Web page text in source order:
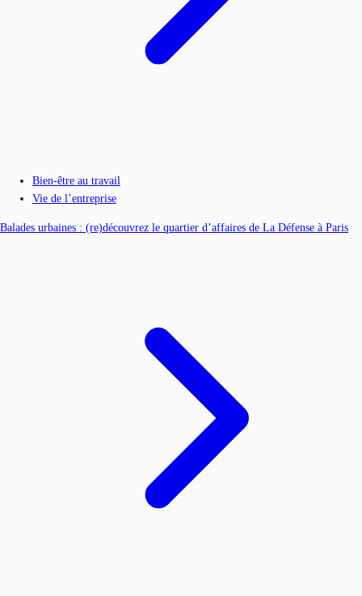
Bien-être au travail
Vie de l’entreprise
Balades urbaines : (re)découvrez le quartier d’affaires de La Défense à Paris